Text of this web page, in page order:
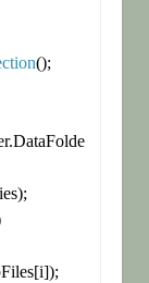
();